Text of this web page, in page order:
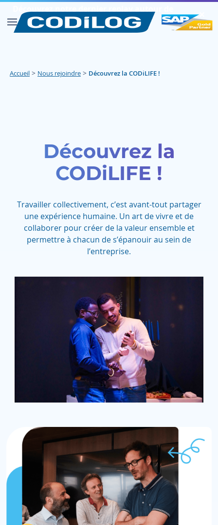
SAP FIORI Découvrir ✕︎
Accueil > Nous rejoindre > Découvrez la CODiLIFE !
Découvrez la
CODiLIFE !
Travailler collectivement, c’est avant-tout partager
une expérience humaine. Un art de vivre et de
collaborer pour créer de la valeur ensemble et
permettre à chacun de s’épanouir au sein de
l’entreprise.